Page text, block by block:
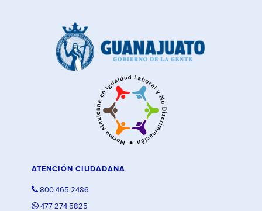
ATENCIÓN CIUDADANA
800 465 2486
477 274 5825